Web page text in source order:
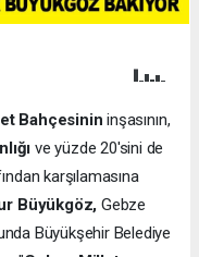
Bahçesinin inşasının,
ve yüzde 20'sini de
karşılamasına
Büyükgöz, Gebze
Büyükşehir Belediye